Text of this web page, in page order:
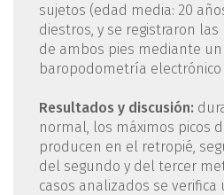
sujetos (edad media: 20
diestros, y se registraron
de ambos pies mediante
baropodometría electrónico
Resultados y discusión:
normal, los máximos picos
producen en el retropié,
del segundo y del tercer
casos analizados se